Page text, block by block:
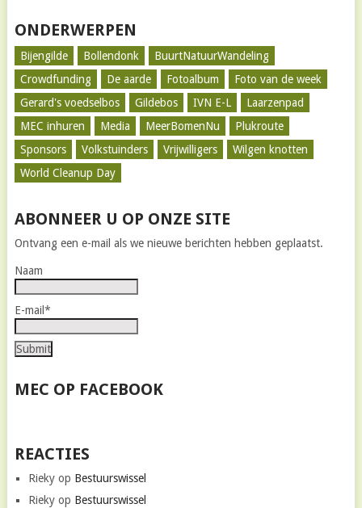
ONDERWERPEN
Bijengilde Bollendonk
BuurtNatuurWandeling
Crowdfunding
De aarde Fotoalbum
Foto van de week
Gerard's voedselbos
Gildebos IVN E-L
Laarzenpad
MEC inhuren
Media MeerBomenNu
Plukroute
Sponsors
Volkstuinders Vrijwilligers
Wilgen knotten
World Cleanup Day
ABONNEER U OP ONZE SITE
Ontvang een e-mail als we nieuwe berichten hebben geplaatst.
Naam
E-mail*
MEC OP FACEBOOK
REACTIES
Riekyop Bestuurswissel
Riekyop Bestuurswissel